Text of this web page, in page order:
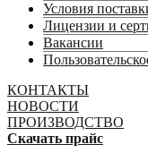
Условия
Лицензии и
Вакансии
КОНТАКТЫ
НОВОСТИ
ПРОИЗВОДСТВО
Скачать прайс